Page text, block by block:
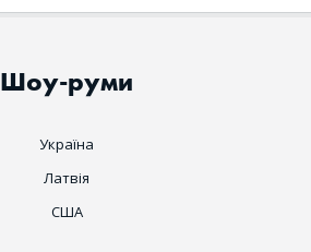
Шоу-руми
Україна
Латвія
США